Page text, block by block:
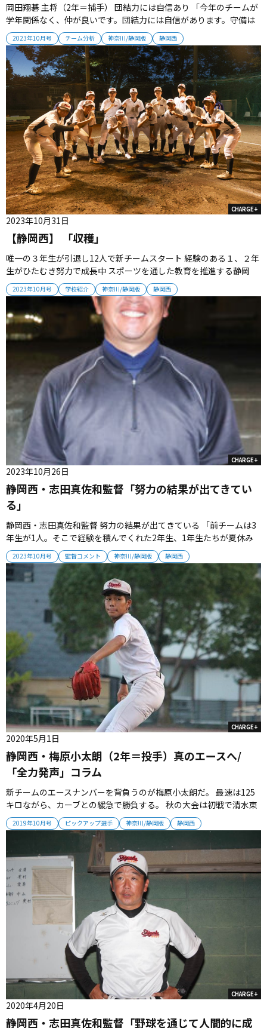
2023年10月号 チーム分析 神奈川/静岡版 静岡西
岡田翔碁 主将（2年＝捕手） 団結力には自信あり 「今年のチームが
学年関係なく、仲が良いです。団結力には自信があります。守備は
投手の渡邉斗豪（1年）と梅坂涼太（2年）が打たせてとり、攻撃は
パワーのある袴田智旭（2年）に回して得点を挙げていきます。この
秋から冬にかけて全員の打撃力を磨いていき、春の大会では勝ちた
いです」...
CHARGE+
2023年10月号 学校紹介 神奈川/静岡版 静岡西
【静岡西】 「収穫」
2023年10月31日
唯一の３年生が引退し12人で新チームスタート 経験のある１、２年
生がひたむき努力で成長中 スポーツを通した教育を推進する静岡
西。夏の努力がすでに成果として現れ、チームは軌道に乗り始めて
いる。（取材・栗山司） ■部員不足を経て 山あり川あり、豊かな自
然に囲まれた静岡西。「スポーツコース」が設けられているのが特
色で、冬場は...
CHARGE+
2023年10月号 監督コメント 神奈川/静岡版 静岡西
静岡西・志田真佐和監督「努力の結果が出てきてい
る」
2023年10月26日
静岡西・志田真佐和監督 努力の結果が出てきている 「前チームは3
年生が1人。そこで経験を積んでくれた2年生、1年生たちが夏休み
に必死に練習し、ようやく結果が出るようになってきた。取り組み
も変わってきている。さらにレベルアップを重ね、来年の春は勝利
を挙げ、県大会出場を狙っていきたい」 監督プロフィール 1980年生
CHARGE+
2019年10月号 ピックアップ選手 神奈川/静岡版 静岡西
静岡西・梅原小太朗（2年＝投手）真のエースへ/
「全力発声」コラム
2020年5月1日
新チームのエースナンバーを背負うのが梅原小太朗だ。 最速は125
キロながら、カーブとの緩急で勝負する。 秋の大会は初戦で清水東
と対戦。 「自分の体力のなさを感じた」と終盤に球威が落ち、サヨ
ナラ負けを喫した。 続く敗者復活戦も完投したが、8失点でコール
ド負け。 「初回からストライクが入らなくて苦しみ、修正すること
ができ...
CHARGE+
静岡西・志田真佐和監督「野球を通じて人間的に成
2020年4月20日